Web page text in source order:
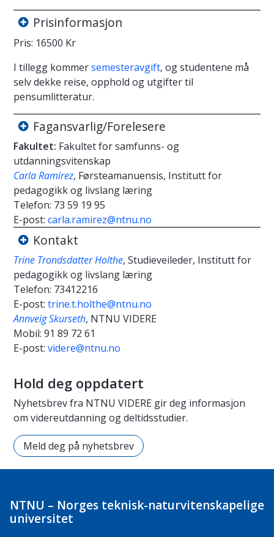
Prisinformasjon
Pris: 16500 Kr
I tillegg kommersemesteravgift, og studentene må
selv dekke reise, opphold og utgifter til
pensumlitteratur.
Fagansvarlig/Forelesere
Fakultet: Fakultet for samfunns- og
utdanningsvitenskap
Carla Ramirez, Førsteamanuensis, Institutt for
pedagogikk og livslang læring
Telefon: 73 59 19 95
E-post: carla.ramirez@ntnu.no
Kontakt
Trine Trondsdatter Holthe, Studieveileder, Institutt for
pedagogikk og livslang læring
Telefon: 73412216
E-post: trine.t.holthe@ntnu.no
Annveig Skurseth, NTNU VIDERE
Mobil: 91 89 72 61
E-post: videre@ntnu.no
Hold deg oppdatert
Nyhetsbrev fra NTNU VIDERE gir deg informasjon
om videreutdanning og deltidsstudier.
Meld deg på nyhetsbrev
NTNU – Norges teknisk-naturvitenskapelige
universitet